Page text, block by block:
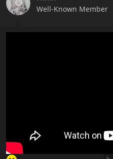
n
s
Well-Known Member